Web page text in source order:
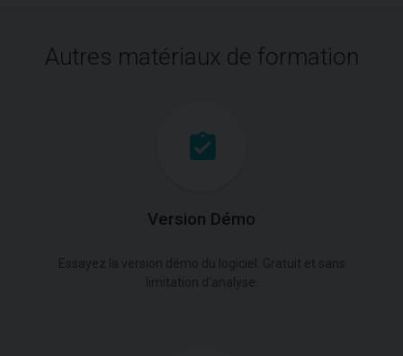
Autres matériaux de formation
Version Démo